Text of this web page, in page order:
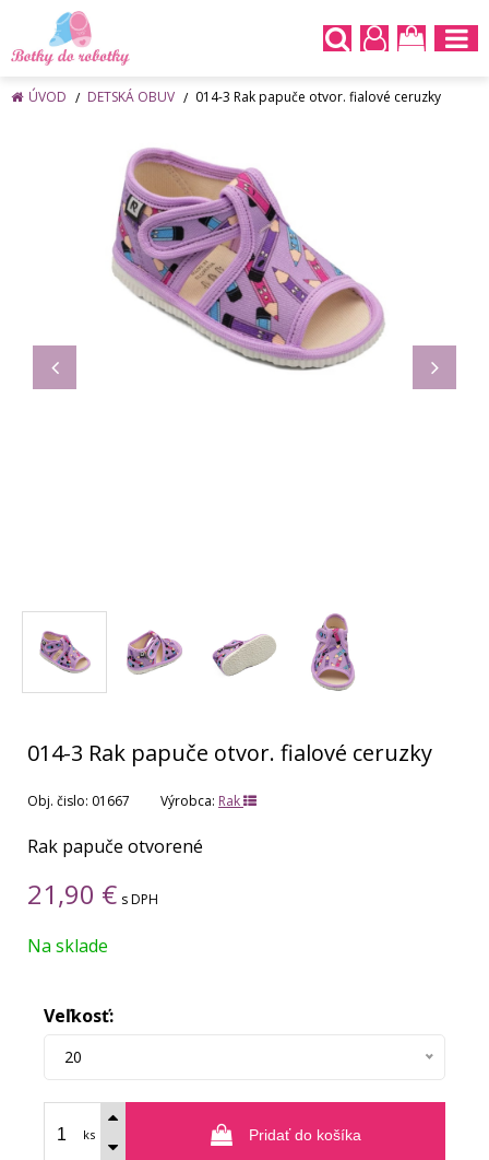
ÚVOD DETSKÁ OBUV 014-3 Rak papuče otvor. fialové ceruzky
014-3 Rak papuče otvor. fialové ceruzky
Obj. čislo: 01667 Výrobca: Rak
Rak papuče otvorené
21,90 € s DPH
Na sklade
Veľkosť:
20
ks Pridať do košíka